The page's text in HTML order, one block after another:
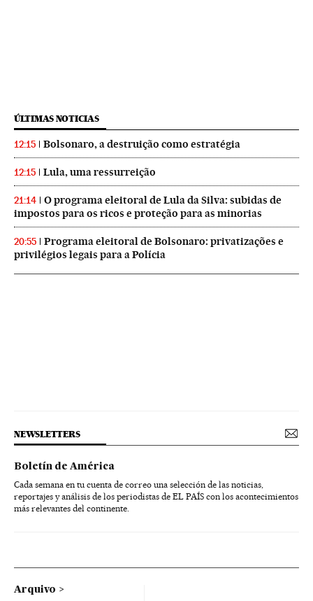
ÚLTIMAS NOTICIAS
12:15 Bolsonaro, a destruição como estratégia
12:15 Lula, uma ressurreição
21:14
O programa eleitoral de Lula da Silva: subidas de
impostos para os ricos e proteção para as minorias
20:55
Programa eleitoral de Bolsonaro: privatizações e
privilégios legais para a Polícia
NEWSLETTERS
Boletín de América
Cada semana en tu cuenta de correo una selección de las noticias,
reportajes y análisis de los periodistas de EL PAÍS con los acontecimientos
más relevantes del continente.
Arquivo